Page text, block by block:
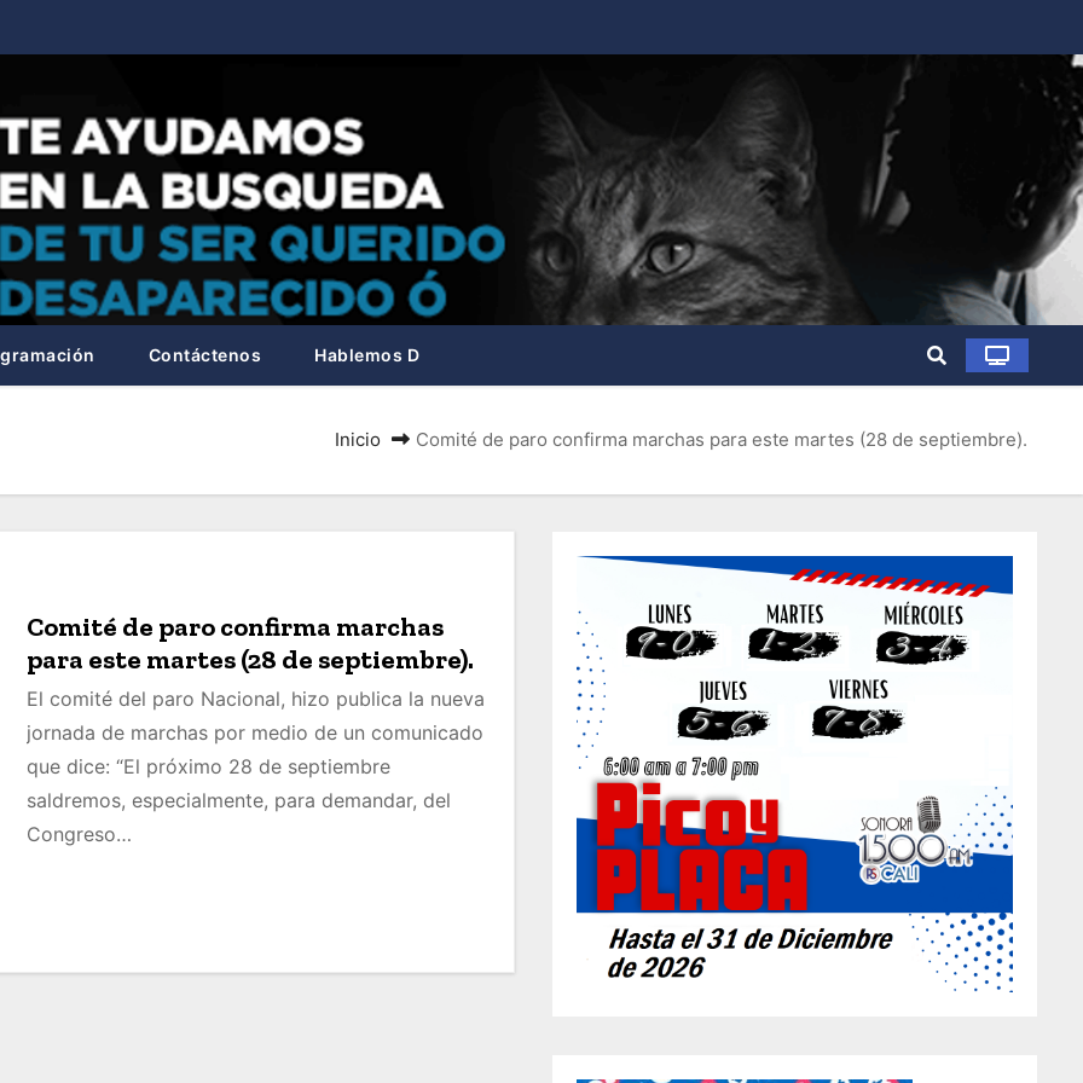
Contáctenos Hablemos D
Inicio Comité de paro confirma marchas para este martes (28 de septiembre).
Comité de paro confirma marchas
para este martes (28 de septiembre).
El comité del paro Nacional, hizo publica la nueva
jornada de marchas por medio de un comunicado
que dice: “El próximo 28 de septiembre
saldremos, especialmente, para demandar, del
Congreso…